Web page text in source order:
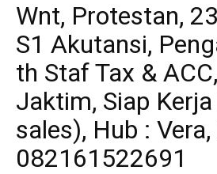
Wnt, Protestan,
S1 Akutansi,
th Staf Tax &
Jaktim, Siap
sales), Hub : Vera,
082161522691